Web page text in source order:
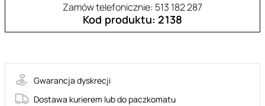
Zamów telefonicznie: 513 182 287
Kod produktu: 2138
Gwarancja dyskrecji
Dostawa kurierem lub do paczkomatu